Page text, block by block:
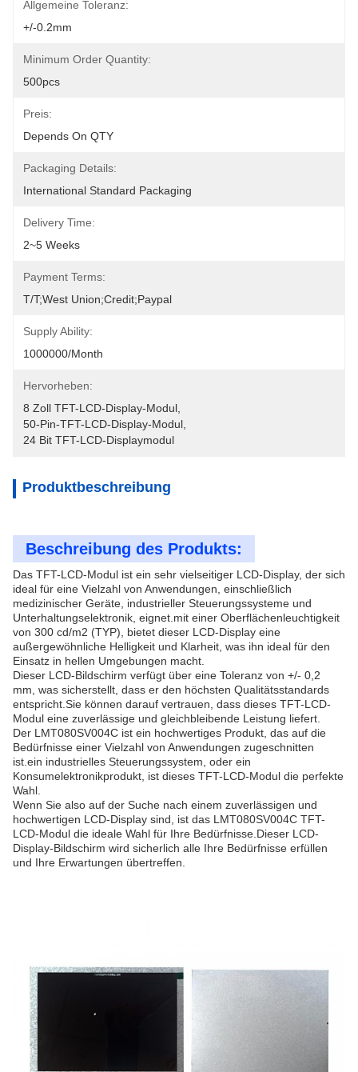
Allgemeine Toleranz:
+/-0.2mm
Minimum Order Quantity:
500pcs
Preis:
Depends On QTY
Packaging Details:
International Standard Packaging
Delivery Time:
2~5 Weeks
Payment Terms:
T/T;West Union;Credit;Paypal
Supply Ability:
1000000/month
Hervorheben:
8 Zoll TFT-LCD-Display-Modul
50-Pin-TFT-LCD-Display-Modul
24 Bit TFT-LCD-Displaymodul
Produktbeschreibung
Beschreibung des Produkts:
Das TFT-LCD-Modul ist ein sehr vielseitiger LCD-Display, der sich
ideal für eine Vielzahl von Anwendungen, einschließlich
medizinischer Geräte, industrieller Steuerungssysteme und
Unterhaltungselektronik, eignet.mit einer Oberflächenleuchtigkeit
von 300 cd/m2 (TYP), bietet dieser LCD-Display eine
außergewöhnliche Helligkeit und Klarheit, was ihn ideal für den
Einsatz in hellen Umgebungen macht.
Dieser LCD-Bildschirm verfügt über eine Toleranz von +/- 0,2
mm, was sicherstellt, dass er den höchsten Qualitätsstandards
entspricht.Sie können darauf vertrauen, dass dieses TFT-LCD-
Modul eine zuverlässige und gleichbleibende Leistung liefert.
Der LMT080SV004C ist ein hochwertiges Produkt, das auf die
Bedürfnisse einer Vielzahl von Anwendungen zugeschnitten
ist.ein industrielles Steuerungssystem, oder ein
Konsumelektronikprodukt, ist dieses TFT-LCD-Modul die perfekte
Wahl.
Wenn Sie also auf der Suche nach einem zuverlässigen und
hochwertigen LCD-Display sind, ist das LMT080SV004C TFT-
LCD-Modul die ideale Wahl für Ihre Bedürfnisse.Dieser LCD-
Display-Bildschirm wird sicherlich alle Ihre Bedürfnisse erfüllen
und Ihre Erwartungen übertreffen.